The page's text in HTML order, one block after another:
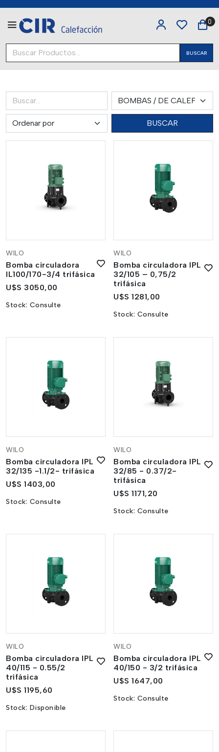
BUSCAR
0
BUSCAR
WILO
Bomba circuladora
IL100/170-3/4 trifásica
U$S 3050,00
Stock: Consulte
WILO
Bomba circuladora IPL
32/105 – 0,75/2
trifásica
U$S 1281,00
Stock: Consulte
WILO
Bomba circuladora IPL
32/135 -1.1/2- trifásica
U$S 1403,00
Stock: Consulte
WILO
Bomba circuladora IPL
32/85 - 0.37/2-
trifásica
U$S 1171,20
Stock: Consulte
WILO
Bomba circuladora IPL
40/115 - 0.55/2
trifásica
U$S 1195,60
Stock: Disponible
WILO
Bomba circuladora IPL
40/150 - 3/2 trifásica
U$S 1647,00
Stock: Consulte